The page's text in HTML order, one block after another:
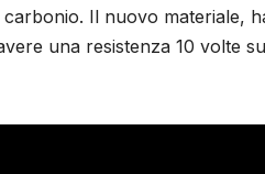
Il nuovo materiale,
una resistenza 10 volte